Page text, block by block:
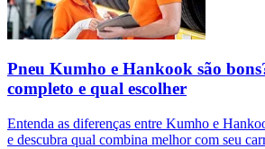
Pneu Kumho e Hankook são
completo e qual escolher
Entenda as diferenças entre Kumho e
e descubra qual combina melhor com seu